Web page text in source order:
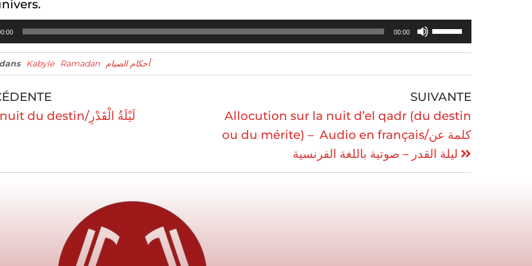
00:00
Utilisez
les
pour
augmenter
ou
diminuer
Kabyle Ramadan أحكام الصيام
La nuit du destin/لَيْلَةُ الْقَدْرِ
SUIVANTE
Allocution sur la nuit d’el qadr (du destin
ou du mérite) – Audio en français/كلمة عن
ليلة القدر – صوتية باللغة الفرنسية